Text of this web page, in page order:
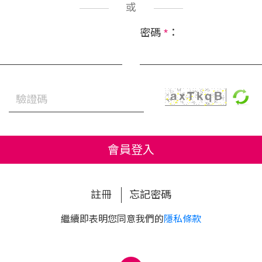
或
密碼 * ：
會員登入
註冊 忘記密碼
繼續即表明您同意我們的隱私條款